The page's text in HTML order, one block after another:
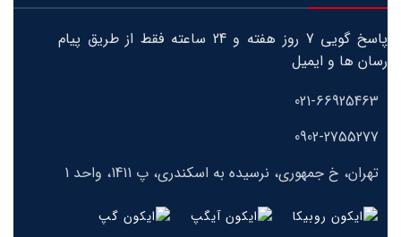
پاسخ گویی 7 روز هفته و 24 ساعته فقط از طریق پیام
رسان ها و ایمیل
021-66925463
0902-2755277
تهران، خ جمهوری، نرسیده به اسکندری، پ 1411، واحد 1